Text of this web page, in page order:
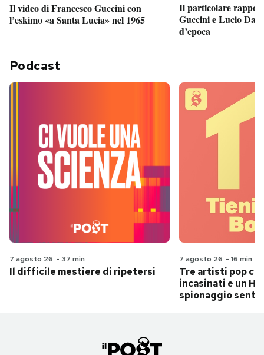
Il video di Francesco Guccini con
l’eskimo «a Santa Lucia» nel 1965
Il particolare
Guccini e Lucio
d’epoca
Podcast
7 agosto 26 - 37 min
Il difficile mestiere di ripetersi
7 agosto 26 - 16 min
Tre artisti pop
incasinati e un
spionaggio